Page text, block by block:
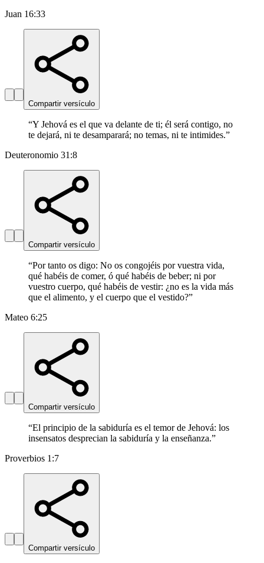
Juan 16:33
Compartir versículo
“Y Jehová es el que va delante de ti; él será contigo, no
te dejará, ni te desamparará; no temas, ni te intimides.”
Deuteronomio 31:8
Compartir versículo
“Por tanto os digo: No os congojéis por vuestra vida,
qué habéis de comer, ó qué habéis de beber; ni por
vuestro cuerpo, qué habéis de vestir: ¿no es la vida más
que el alimento, y el cuerpo que el vestido?”
Mateo 6:25
Compartir versículo
“El principio de la sabiduría es el temor de Jehová: los
insensatos desprecian la sabiduría y la enseñanza.”
Proverbios 1:7
Compartir versículo